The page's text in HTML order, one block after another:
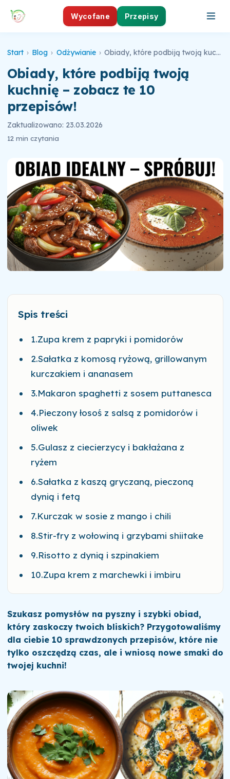
Wycofane Przepisy
Start › Blog › Odżywianie › Obiady, które podbiją twoją kuchnię – zobacz te 10 przepisów!
Obiady, które podbiją twoją
kuchnię – zobacz te 10
przepisów!
Zaktualizowano: 23.03.2026
12 min czytania
Spis treści
1.Zupa krem z papryki i pomidorów
2.Sałatka z komosą ryżową, grillowanym
kurczakiem i ananasem
3.Makaron spaghetti z sosem puttanesca
4.Pieczony łosoś z salsą z pomidorów i
oliwek
5.Gulasz z ciecierzycy i bakłażana z
ryżem
6.Sałatka z kaszą gryczaną, pieczoną
dynią i fetą
7.Kurczak w sosie z mango i chili
8.Stir-fry z wołowiną i grzybami shiitake
9.Risotto z dynią i szpinakiem
10.Zupa krem z marchewki i imbiru
Szukasz pomysłów na pyszny i szybki obiad,
który zaskoczy twoich bliskich? Przygotowaliśmy
dla ciebie 10 sprawdzonych przepisów, które nie
tylko oszczędzą czas, ale i wniosą nowe smaki do
twojej kuchni!